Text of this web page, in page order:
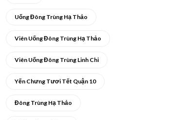
Uống Đông Trùng Hạ Thảo
Viên Uống Đông Trùng Hạ Thảo
Viên Uống Đông Trùng Linh Chi
Yến Chưng Tươi Tết Quận 10
Đông Trùng Hạ Thảo